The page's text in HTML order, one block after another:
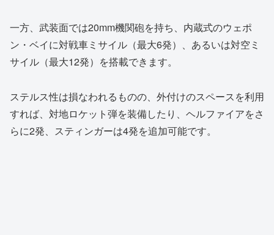
一方、武装面では20mm機関砲を持ち、内蔵式のウェポ
ン・ベイに対戦車ミサイル（最大6発）、あるいは対空ミ
サイル（最大12発）を搭載できます。
ステルス性は損なわれるものの、外付けのスペースを利用
すれば、対地ロケット弾を装備したり、ヘルファイアをさ
らに2発、スティンガーは4発を追加可能です。